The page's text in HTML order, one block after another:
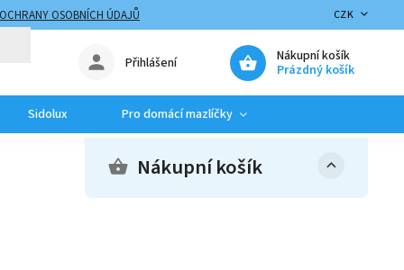
OSOBNÍCH ÚDAJŮ
CZK
Nákupní košík
Prázdný košík
Přihlášení
Sidolux Pro domácí mazlíčky
Nákupní košík